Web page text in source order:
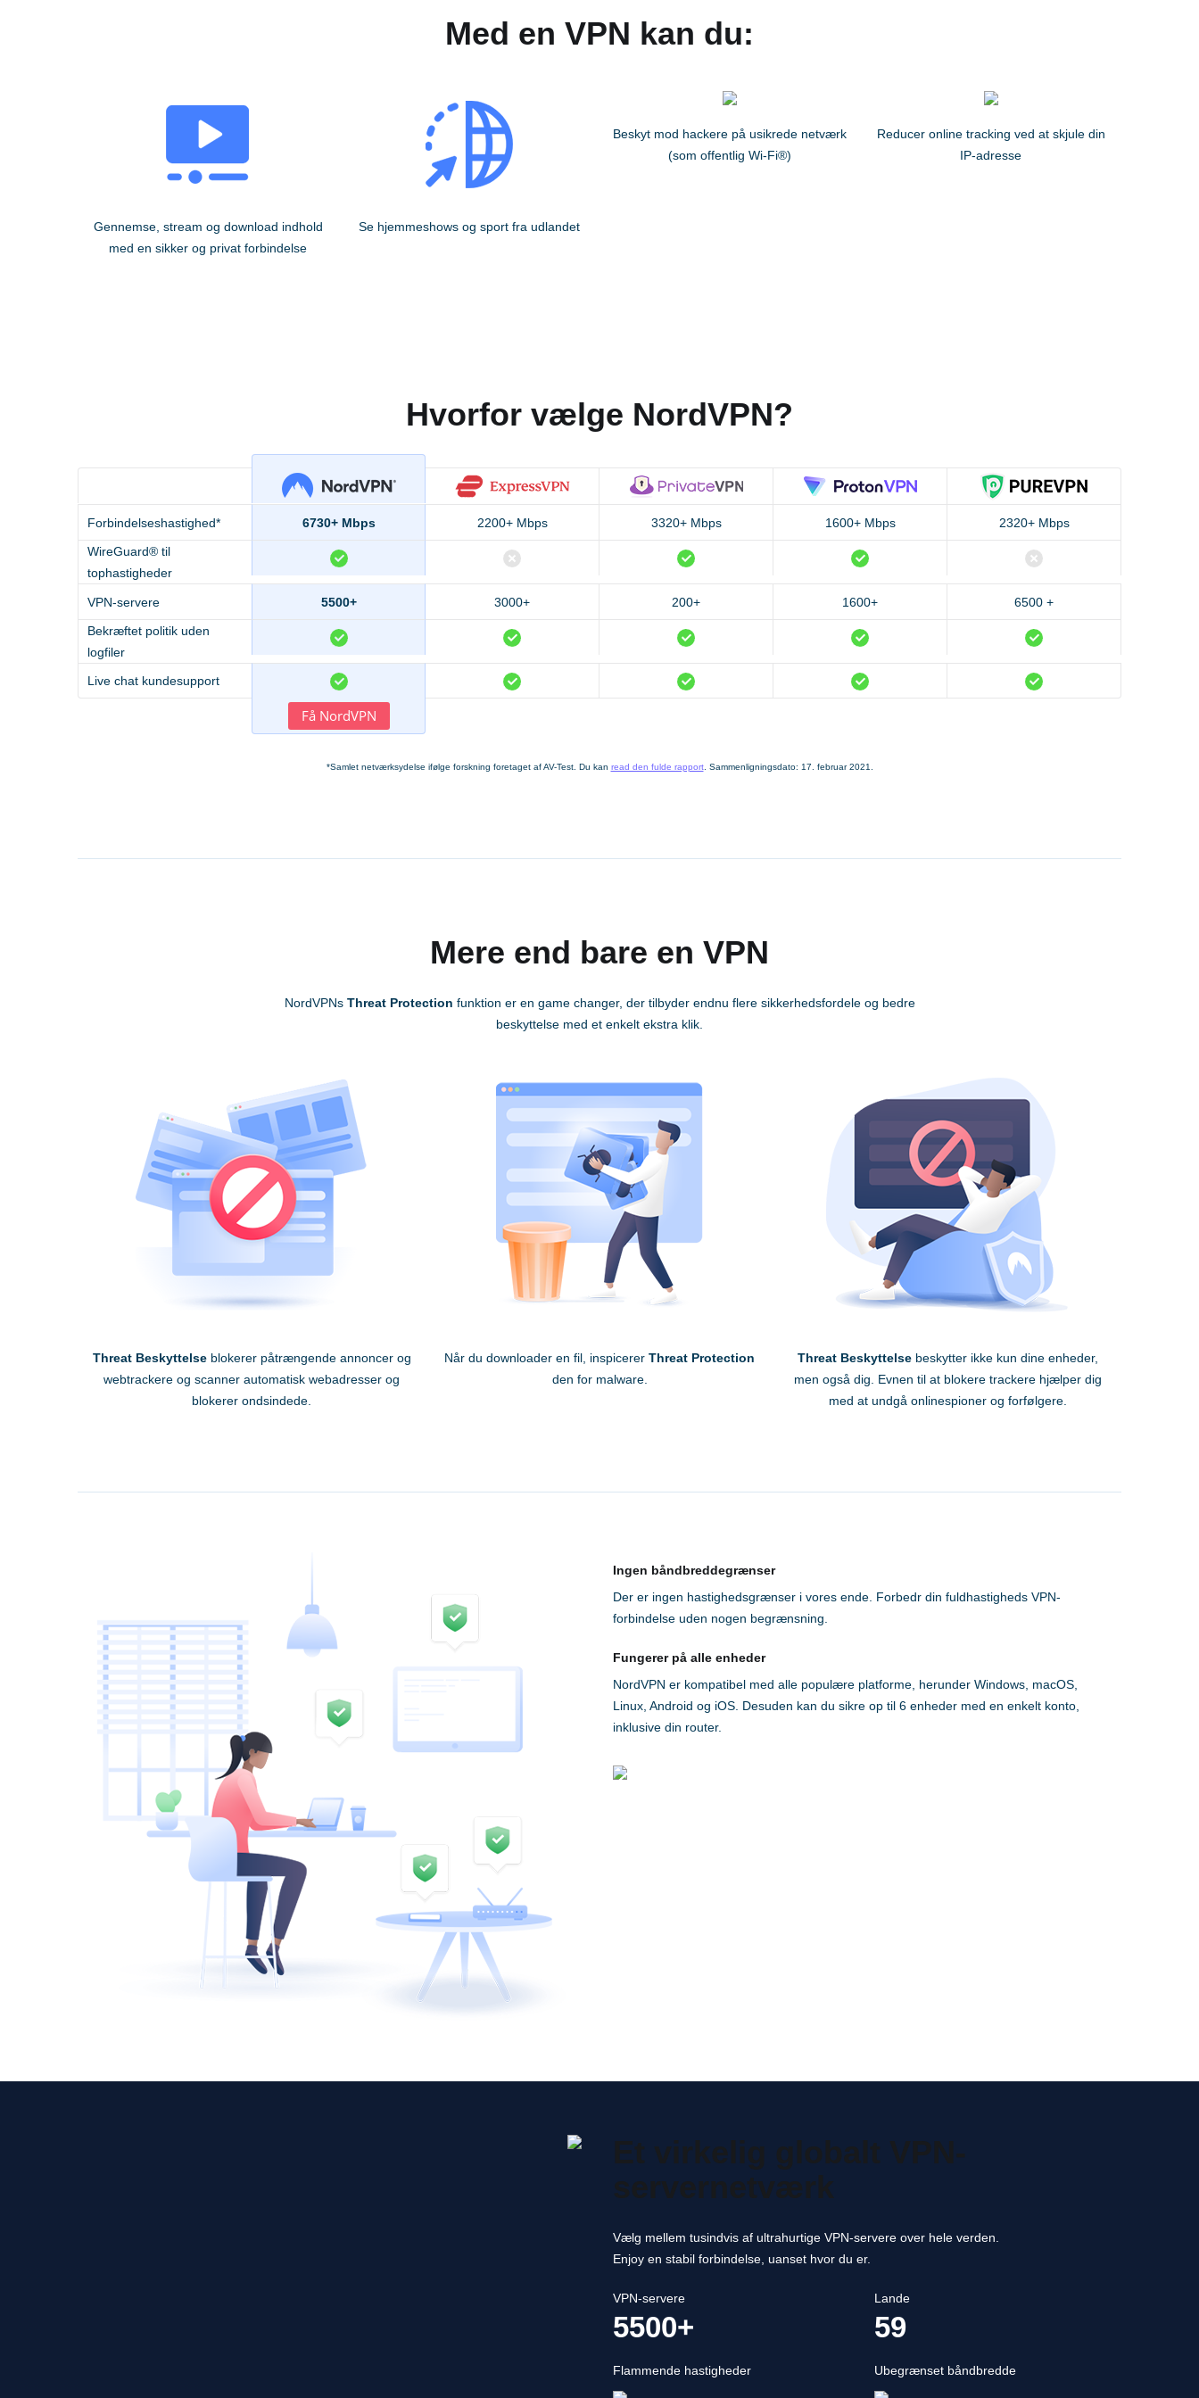
Med en VPN kan du:
Gennemse, stream og download indhold
med en sikker og privat forbindelse
Se hjemmeshows og sport fra udlandet
Beskyt mod hackere på usikrede netværk
(som offentlig Wi-Fi®)
Reducer online tracking ved at skjule din
IP-adresse
Hvorfor vælge NordVPN?
Forbindelseshastighed* 6730+ Mbps 2200+ Mbps 3320+ Mbps 1600+ Mbps 2320+ Mbps
WireGuard® til
tophastigheder
VPN-servere 5500+ 3000+ 200+ 1600+ 6500 +
Bekræftet politik uden
logfiler
Live chat kundesupport
Få NordVPN
*Samlet netværksydelse ifølge forskning foretaget af AV-Test. Du kan read den fulde rapport. Sammenligningsdato: 17. februar 2021.
Mere end bare en VPN
NordVPNs Threat Protection funktion er en game changer, der tilbyder endnu flere sikkerhedsfordele og bedre
beskyttelse med et enkelt ekstra klik.
Threat Beskyttelseblokerer påtrængende annoncer og
webtrackere og scanner automatisk webadresser og
blokerer ondsindede.
Når du downloader en fil, inspicerer Threat Protection
den for malware.
Threat Beskyttelsebeskytter ikke kun dine enheder,
men også dig. Evnen til at blokere trackere hjælper dig
med at undgå onlinespioner og forfølgere.
Ingen båndbreddegrænser
Der er ingen hastighedsgrænser i vores ende. Forbedr din fuldhastigheds VPN-
forbindelse uden nogen begrænsning.
Fungerer på alle enheder
NordVPN er kompatibel med alle populære platforme, herunder Windows, macOS,
Linux, Android og iOS. Desuden kan du sikre op til 6 enheder med en enkelt konto,
inklusive din router.
Et virkelig globalt VPN-
servernetværk
Vælg mellem tusindvis af ultrahurtige VPN-servere over hele verden.
Enjoy en stabil forbindelse, uanset hvor du er.
VPN-servere
5500+
Lande
59
Flammende hastigheder Ubegrænset båndbredde